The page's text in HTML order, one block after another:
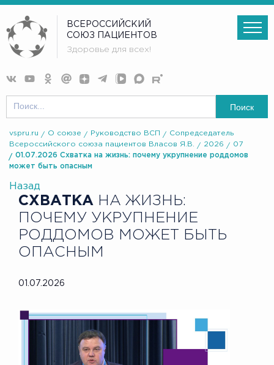
ВСЕРОССИЙСКИЙ
СОЮЗ ПАЦИЕНТОВ
Здоровье для всех!
Поиск
vspru.ru О союзе Руководство ВСП
Сопредседатель
Всероссийского союза пациентов Власов Я.В.
2026
07
01.07.2026 Схватка на жизнь: почему укрупнение роддомов
может быть опасным
Назад
СХВАТКА НА ЖИЗНЬ:
ПОЧЕМУ УКРУПНЕНИЕ
РОДДОМОВ МОЖЕТ БЫТЬ
ОПАСНЫМ
01.07.2026